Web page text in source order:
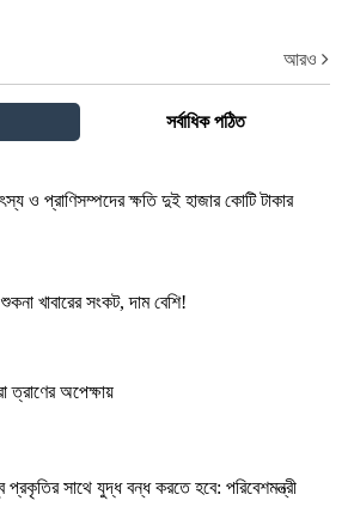
আরও
সর্বাধিক পঠিত
ও প্রাণিসম্পদের ক্ষতি দুই হাজার কোটি টাকার
খাবারের সংকট, দাম বেশি!
ত্রাণের অপেক্ষায়
প্রকৃতির সাথে যুদ্ধ বন্ধ করতে হবে: পরিবেশমন্ত্রী